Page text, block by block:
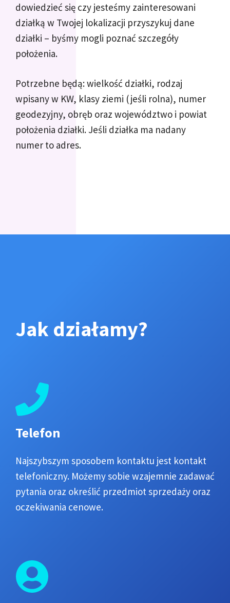
dowiedzieć się czy jesteśmy zainteresowani
działką w Twojej lokalizacji przyszykuj dane
działki – byśmy mogli poznać szczegóły
położenia.
Potrzebne będą: wielkość działki, rodzaj
wpisany w KW, klasy ziemi (jeśli rolna), numer
geodezyjny, obręb oraz województwo i powiat
położenia działki. Jeśli działka ma nadany
numer to adres.
Jak działamy?
Telefon
Najszybszym sposobem kontaktu jest kontakt
telefoniczny. Możemy sobie wzajemnie zadawać
pytania oraz określić przedmiot sprzedaży oraz
oczekiwania cenowe.